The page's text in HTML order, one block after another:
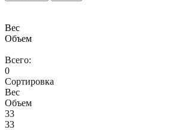
Вес
Объем
Всего:
0
Сортировка
Вес
Объем
33
33